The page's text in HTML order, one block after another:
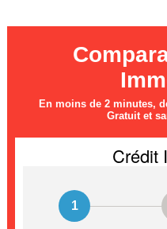
En moins de 2 minutes,
Gratuit et